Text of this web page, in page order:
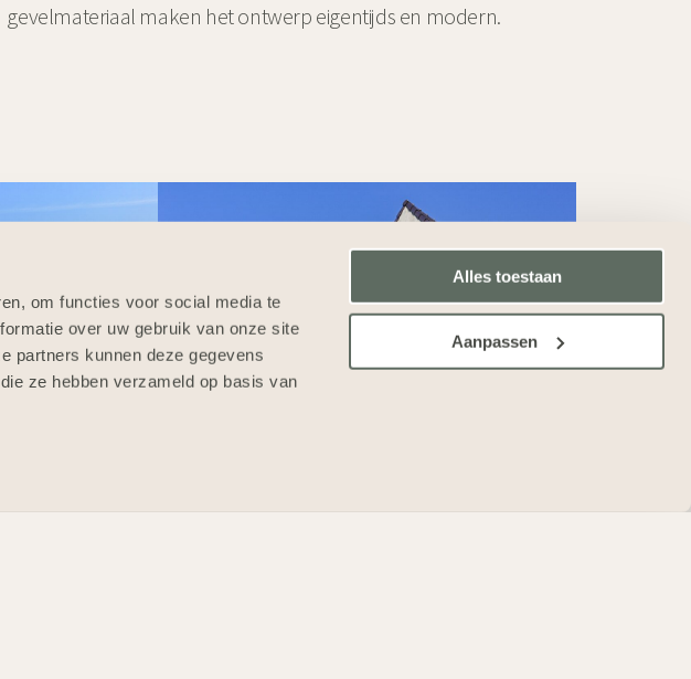
om functies voor social media te
over uw gebruik van onze site
partners kunnen deze gegevens
ze hebben verzameld op basis van
Alles toestaan
Aanpassen
gevelmateriaal maken het ontwerp eigentijds en modern.